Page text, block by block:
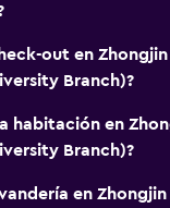
out en
Branch)?
habitación en
Branch)?
en